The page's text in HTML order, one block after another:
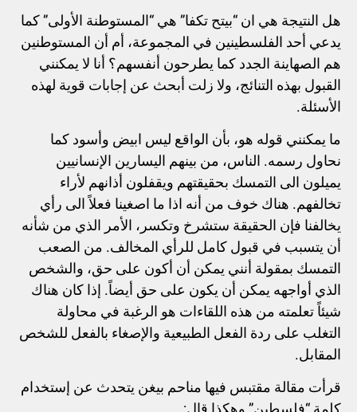
هل النتيجة هي ان “بيتح تكفا” هي “المستوطنة الأولى” كما
يدعي أحد الفلسطينين في المجموعة، أم أن المستوطنين
هم الصهاينة الجدد كما يطرحون أنفسهم؟ أنا لا يمكنني
القبول بهذه التنائج، ولا زلت أبحث عن إجابات قوية لهذه
الأسئلة.
ما يمكنني قوله هو، بأن الواقع ليس ابيض وأسود كما
نحاول رسمه. الناس، من بينهم اليسارين الإنسانيين
يميلون الى التمسك بحقيقتهم ويقفلون أذانهم لأراء
تخالفهم. هناك خوف من أنه اذا ما اصغينا فعلاً الى رأي
يخالفنا فإن الحقيقة ستشرخ وتكسر، الأمر الذي من شأنه
أن يتسبب في قبول كامل للرأي المخالف. من الصعب
التمسك بمقولة أنني يمكن أن أكون على حق، والشخص
الذي أواجهه يمكن أن يكون على حق أيضاً. إذا كان هناك
شيئاً تعلمته من هذه اللقاءات هو الرغبة في محاولة
التغلب على ردة الفعل الطبيعية والإصغاء بالفعل للشخص
المقابل.
قرأت مقالة مقتبس فيها مناحم بيغن يتحدث عن إستخدام